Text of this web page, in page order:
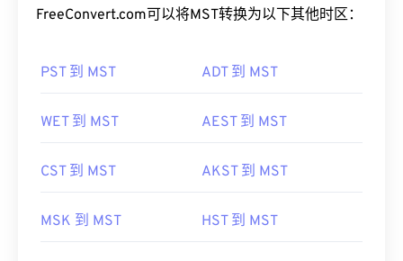
FreeConvert.com可以将MST转换为以下其他时区：
PST 到 MST ADT 到 MST
WET 到 MST AEST 到 MST
CST 到 MST AKST 到 MST
MSK 到 MST HST 到 MST